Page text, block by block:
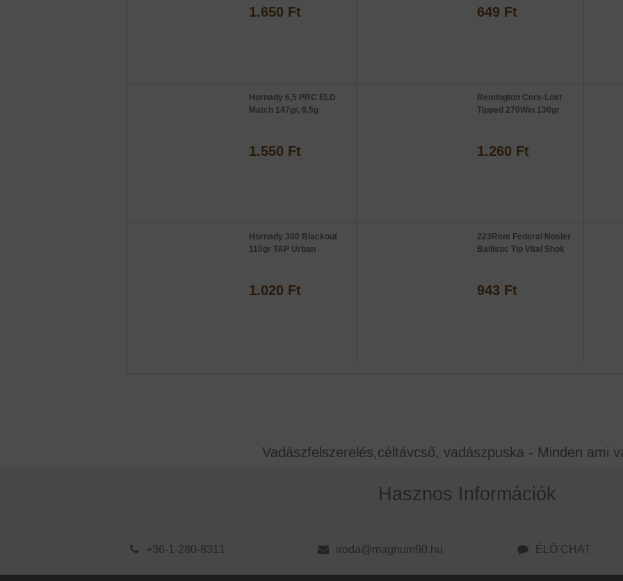
1.650 Ft 649 Ft
Hornady 6,5 PRC ELD
Match 147gr, 9,5g
1.550 Ft
Remington Core-Lokt
Tipped 270Win 130gr
1.260 Ft
Hornady 300 Blackout
110gr TAP Urban
1.020 Ft
223Rem Federal Nosler
Ballistic Tip Vital Shok
943 Ft
Vadászfelszerelés,céltávcső, vadászpuska - Minden ami
Hasznos Információk
+36-1-280-8311 iroda@magnum90.hu ÉLŐ CHAT